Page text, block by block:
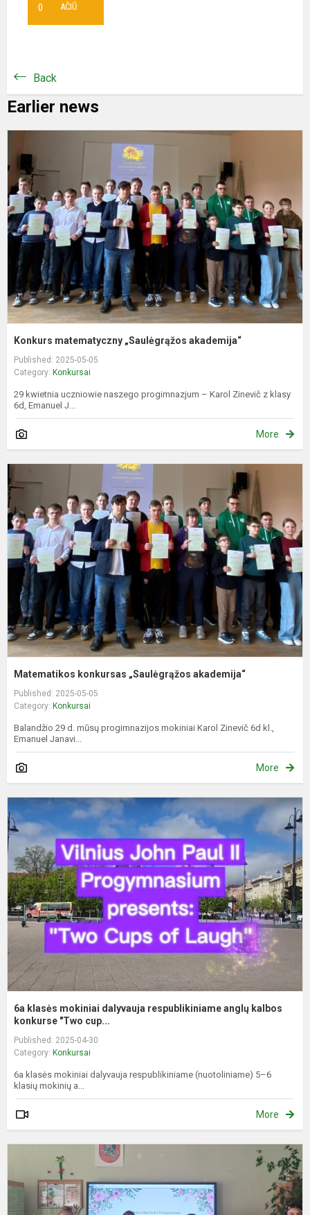
AČIŪ
0
Back
Earlier news
Konkurs matematyczny „Saulėgrąžos akademija“
Published: 2025-05-05
Category: Konkursai
29 kwietnia uczniowie naszego progimnazjum – Karol Zinevič z klasy
6d, Emanuel J...
More
Matematikos konkursas „Saulėgrąžos akademija“
Published: 2025-05-05
Category: Konkursai
Balandžio 29 d. mūsų progimnazijos mokiniai Karol Zinevič 6d kl.,
Emanuel Janavi...
More
6a klasės mokiniai dalyvauja respublikiniame anglų kalbos
konkurse "Two cup...
Published: 2025-04-30
Category: Konkursai
6a klasės mokiniai dalyvauja respublikiniame (nuotoliniame) 5–6
klasių mokinių a...
More